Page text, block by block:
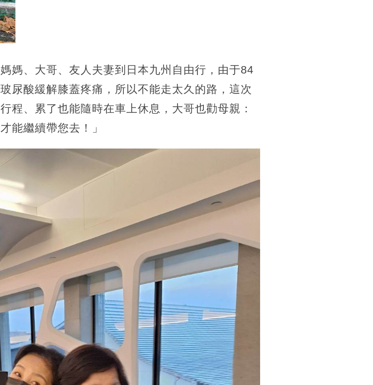
媽、大哥、友人夫妻到日本九州自由行，由于84
尿酸緩解膝蓋疼痛，所以不能走太久的路，這次
程、累了也能隨時在車上休息，大哥也勸母親：
能繼續帶您去！」